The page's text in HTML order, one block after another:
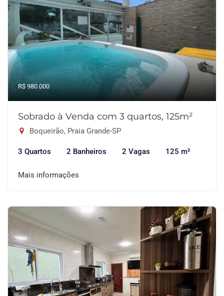
R$ 980.000
Sobrado à Venda com 3 quartos, 125m²
Boqueirão, Praia Grande-SP
3 Quartos 2 Banheiros 2 Vagas 125 m²
Mais informações